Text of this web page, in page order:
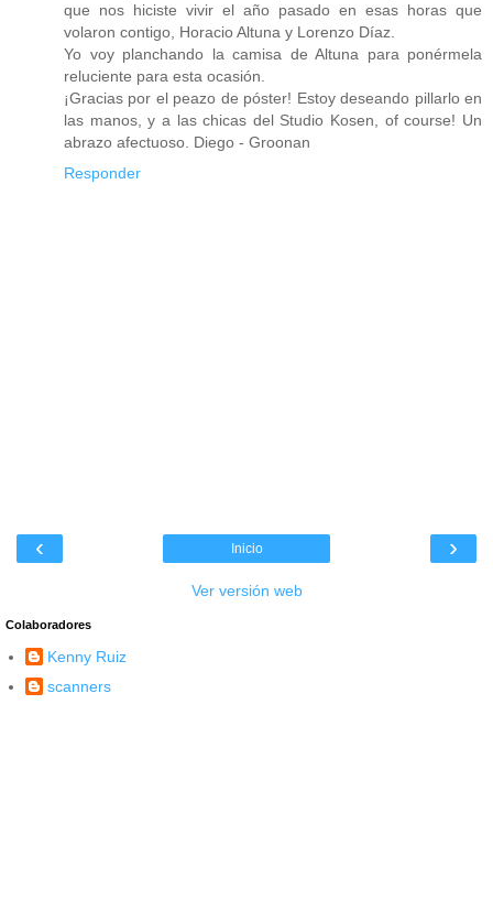
que nos hiciste vivir el año pasado en esas horas que
volaron contigo, Horacio Altuna y Lorenzo Díaz.
Yo voy planchando la camisa de Altuna para ponérmela
reluciente para esta ocasión.
¡Gracias por el peazo de póster! Estoy deseando pillarlo en
las manos, y a las chicas del Studio Kosen, of course! Un
abrazo afectuoso. Diego - Groonan
Responder
‹ ›
Inicio
Ver versión web
Colaboradores
Kenny Ruiz
scanners